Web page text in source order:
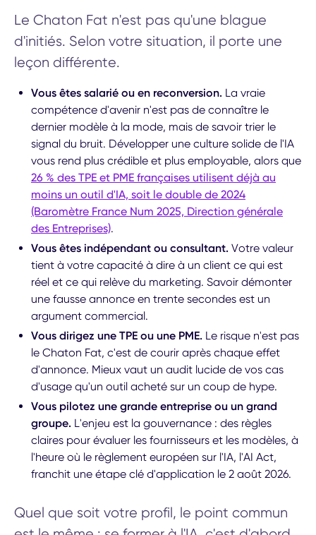
Le Chaton Fat n'est pas qu'une blague
d'initiés. Selon votre situation, il porte une
leçon différente.
Vous êtes salarié ou en reconversion. La vraie
compétence d'avenir n'est pas de connaître le
dernier modèle à la mode, mais de savoir trier le
signal du bruit. Développer une culture solide de l'IA
vous rend plus crédible et plus employable, alors que
26 % des TPE et PME françaises utilisent déjà au
moins un outil d'IA, soit le double de 2024
(Baromètre France Num 2025, Direction générale
des Entreprises).
Vous êtes indépendant ou consultant. Votre valeur
tient à votre capacité à dire à un client ce qui est
réel et ce qui relève du marketing. Savoir démonter
une fausse annonce en trente secondes est un
argument commercial.
Vous dirigez une TPE ou une PME. Le risque n'est pas
le Chaton Fat, c'est de courir après chaque effet
d'annonce. Mieux vaut un audit lucide de vos cas
d'usage qu'un outil acheté sur un coup de hype.
Vous pilotez une grande entreprise ou un grand
groupe. L'enjeu est la gouvernance : des règles
claires pour évaluer les fournisseurs et les modèles, à
l'heure où le règlement européen sur l'IA, l'AI Act,
franchit une étape clé d'application le 2 août 2026.
Quel que soit votre profil, le point commun